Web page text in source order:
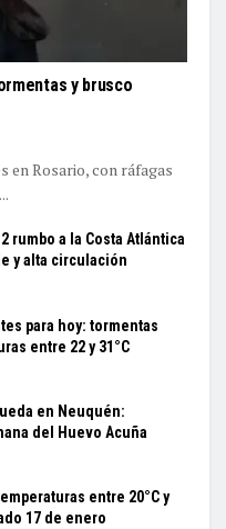
y brusco
en Rosario, con ráfagas
rumbo a la Costa Atlántica
y alta circulación
para hoy: tormentas
entre 22 y 31°C
en Neuquén:
del Huevo Acuña
entre 20°C y
17 de enero